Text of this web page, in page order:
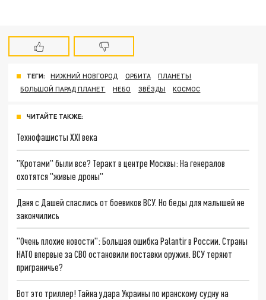
ТЕГИ: НИЖНИЙ НОВГОРОД ОРБИТА
ПЛАНЕТЫ
БОЛЬШОЙ ПАРАД ПЛАНЕТ
НЕБО ЗВЁЗДЫ КОСМОС
ЧИТАЙТЕ ТАКЖЕ:
Технофашисты XXI века
"Кротами" были все? Теракт в центре Москвы: На генералов
охотятся "живые дроны"
Даня с Дашей спаслись от боевиков ВСУ. Но беды для малышей не
закончились
"Очень плохие новости": Большая ошибка Palantir в России. Страны
НАТО впервые за СВО остановили поставки оружия. ВСУ теряют
приграничье?
Вот это триллер! Тайна удара Украины по иранскому судну на